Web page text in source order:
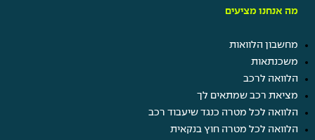
מה אנחנו מציעים
מחשבון הלוואות
משכנתאות
הלוואה לרכב
מציאת רכב שמתאים לך
הלוואה לכל מטרה כנגד שיעבוד רכב
הלוואה לכל מטרה חוץ בנקאית